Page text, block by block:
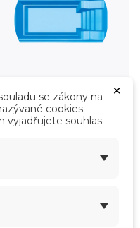
Fólie
Prohlédnout
×
se zákony na
cookies.
vyjadřujete souhlas.